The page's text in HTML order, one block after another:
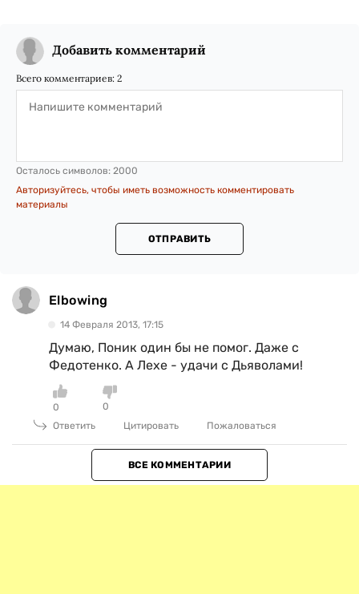
Добавить комментарий
Всего комментариев: 2
Осталось символов: 2000
Авторизуйтесь, чтобы иметь возможность комментировать
материалы
ОТПРАВИТЬ
Elbowing
14 Февраля 2013, 17:15
Думаю, Поник один бы не помог. Даже с
Федотенко. А Лехе - удачи с Дьяволами!
0
0
Ответить
Цитировать Пожаловаться
ВСЕ КОММЕНТАРИИ